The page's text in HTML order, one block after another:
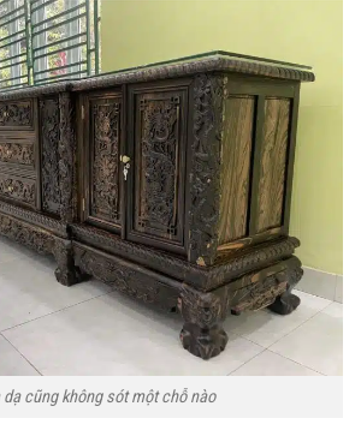
dạ cũng không sót một chỗ nào